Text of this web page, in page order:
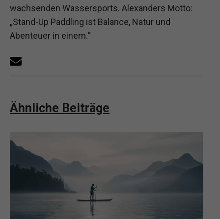
wachsenden Wassersports. Alexanders Motto:
„Stand-Up Paddling ist Balance, Natur und
Abenteuer in einem.“
Ähnliche Beiträge